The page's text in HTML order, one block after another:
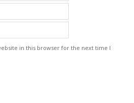
in this browser for the next time I